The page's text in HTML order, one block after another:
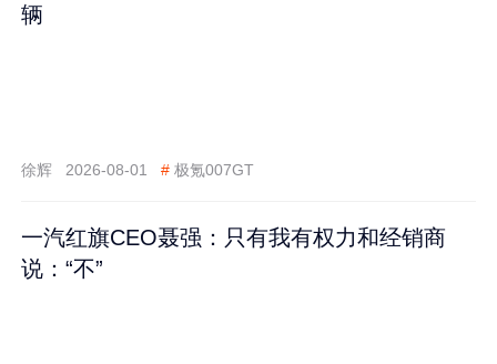
辆
徐辉 2026-08-01 # 极氪007GT
一汽红旗CEO聂强：只有我有权力和经销商
说：“不”